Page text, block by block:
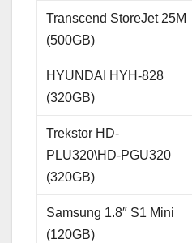
Transcend StoreJet 25M
(500GB)
HYUNDAI HYH-828
(320GB)
Trekstor HD-
PLU320\HD-PGU320
(320GB)
Samsung 1.8″ S1 Mini
(120GB)